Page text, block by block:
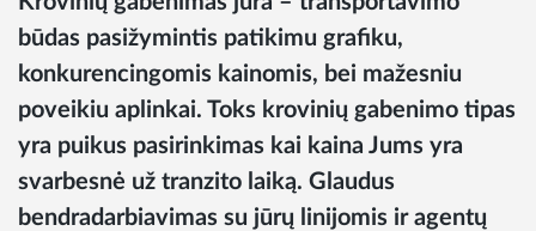
būdas pasižymintis patikimu grafiku,
konkurencingomis kainomis, bei mažesniu
poveikiu aplinkai. Toks krovinių gabenimo tipas
yra puikus pasirinkimas kai kaina Jums yra
svarbesnė už tranzito laiką. Glaudus
bendradarbiavimas su jūrų linijomis ir agentų